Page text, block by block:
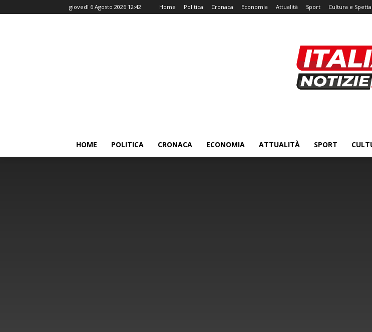
giovedì 6 Agosto 2026 12:42 Home Politica Cronaca Economia Attualità Sport Cultura e
HOME POLITICA CRONACA ECONOMIA ATTUALITÀ SPORT